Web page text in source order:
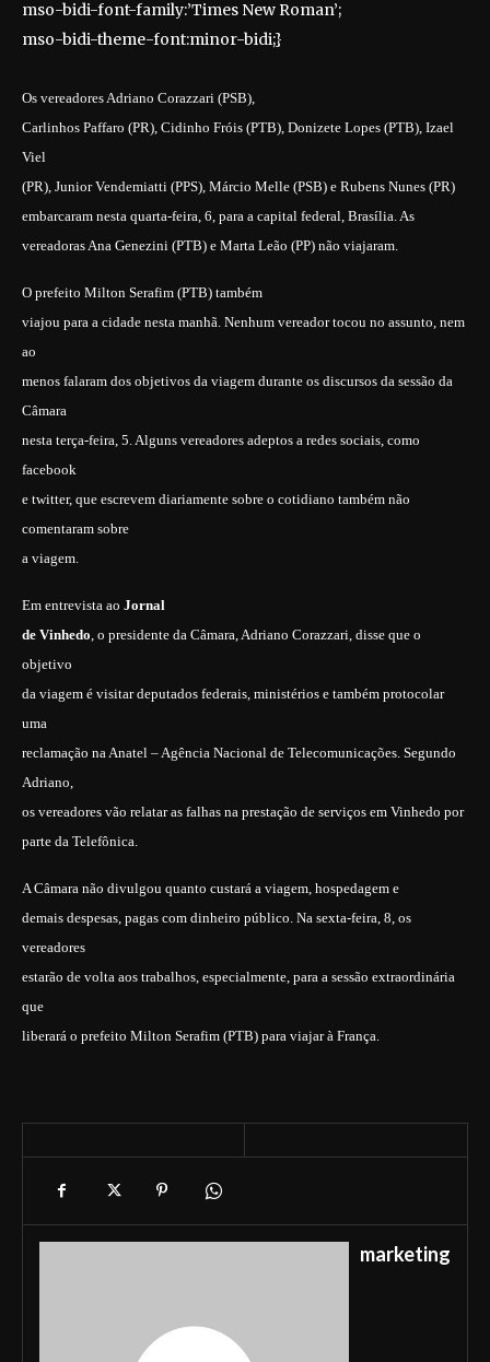
mso-bidi-font-family:’Times New Roman’;
mso-bidi-theme-font:minor-bidi;}
Os vereadores Adriano Corazzari (PSB),
Carlinhos Paffaro (PR), Cidinho Fróis (PTB), Donizete Lopes (PTB), Izael
Viel
(PR), Junior Vendemiatti (PPS), Márcio Melle (PSB) e Rubens Nunes (PR)
embarcaram nesta quarta-feira, 6, para a capital federal, Brasília. As
vereadoras Ana Genezini (PTB) e Marta Leão (PP) não viajaram.
O prefeito Milton Serafim (PTB) também
viajou para a cidade nesta manhã. Nenhum vereador tocou no assunto, nem
ao
menos falaram dos objetivos da viagem durante os discursos da sessão da
Câmara
nesta terça-feira, 5. Alguns vereadores adeptos a redes sociais, como
facebook
e twitter, que escrevem diariamente sobre o cotidiano também não
comentaram sobre
a viagem.
Em entrevista ao Jornal
de Vinhedo, o presidente da Câmara, Adriano Corazzari, disse que o
objetivo
da viagem é visitar deputados federais, ministérios e também protocolar
uma
reclamação na Anatel – Agência Nacional de Telecomunicações. Segundo
Adriano,
os vereadores vão relatar as falhas na prestação de serviços em Vinhedo por
parte da Telefônica.
A Câmara não divulgou quanto custará a viagem, hospedagem e
demais despesas, pagas com dinheiro público. Na sexta-feira, 8, os
vereadores
estarão de volta aos trabalhos, especialmente, para a sessão extraordinária
que
liberará o prefeito Milton Serafim (PTB) para viajar à França.
marketing